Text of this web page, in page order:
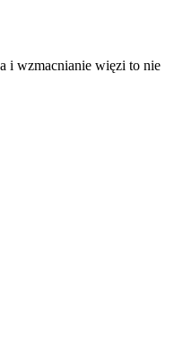
i wzmacnianie więzi to nie